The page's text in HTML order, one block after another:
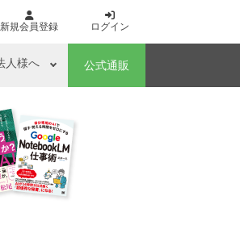
新規会員登録 ログイン
人様へ 公式通販